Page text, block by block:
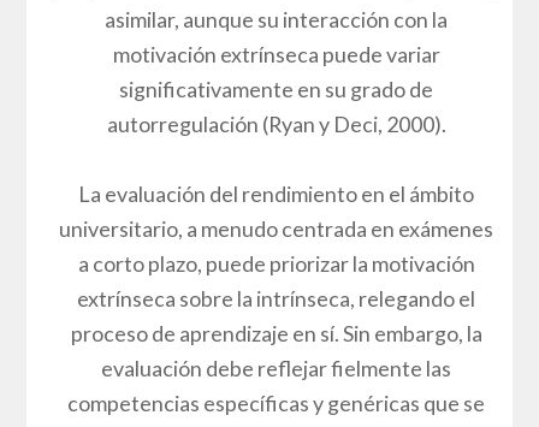
asimilar, aunque su interacción con la
motivación extrínseca puede variar
significativamente en su grado de
autorregulación (Ryan y Deci, 2000).
La evaluación del rendimiento en el ámbito
universitario, a menudo centrada en exámenes
a corto plazo, puede priorizar la motivación
extrínseca sobre la intrínseca, relegando el
proceso de aprendizaje en sí. Sin embargo, la
evaluación debe reflejar fielmente las
competencias específicas y genéricas que se